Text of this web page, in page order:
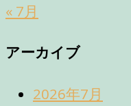
« 7月
アーカイブ
2026年7月